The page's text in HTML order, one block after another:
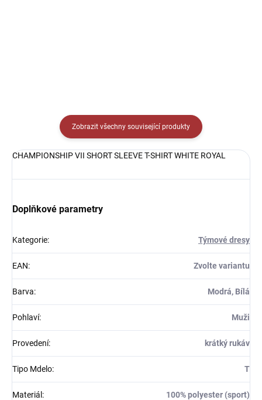
Zobrazit všechny související produkty
CHAMPIONSHIP VII SHORT SLEEVE T-SHIRT WHITE ROYAL
Doplňkové parametry
Kategorie: Týmové dresy
EAN: Zvolte variantu
Barva: Modrá, Bílá
Pohlaví: Muži
Provedení: krátký rukáv
Tipo Mdelo: T
Materiál : 100% polyester (sport)